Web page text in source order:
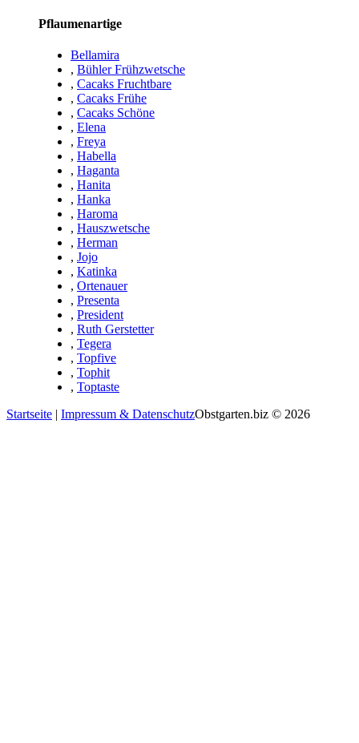
Pflaumenartige
Bellamira
, Bühler Frühzwetsche
, Cacaks Fruchtbare
, Cacaks Frühe
, Cacaks Schöne
, Elena
, Freya
, Habella
, Haganta
, Hanita
, Hanka
, Haroma
, Hauszwetsche
, Herman
, Jojo
, Katinka
, Ortenauer
, Presenta
, President
, Ruth Gerstetter
, Tegera
, Topfive
, Tophit
, Toptaste
Startseite | Impressum & DatenschutzObstgarten.biz © 2026